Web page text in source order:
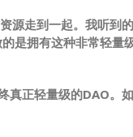
源走到一起。我听到
是拥有这种非常轻量
真正轻量级的DAO。